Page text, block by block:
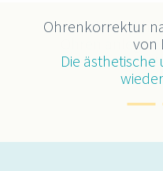
Ohrenkorrektur
von
Die